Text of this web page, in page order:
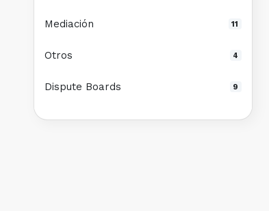
Mediación 11
Otros 4
Dispute Boards 9